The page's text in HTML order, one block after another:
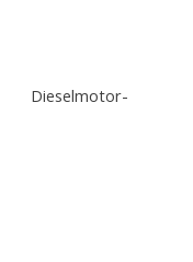
Dieselmotor-